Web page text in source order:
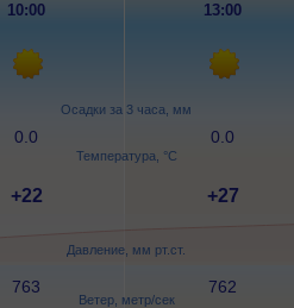
Осадки за 3 часа, мм
Температура, °C
Давление, мм рт.ст.
Ветер, метр/сек
10:00 13:00
0.0 0.0
+22 +27
763 762